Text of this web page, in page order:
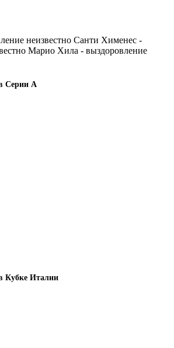
неизвестно Санти Хименес -
Марио Хила - выздоровление
Серии А
Кубке Италии